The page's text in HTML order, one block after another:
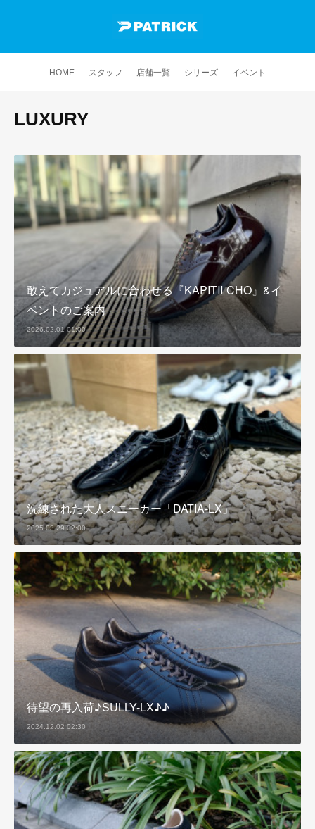
HOME スタッフ 店舗一覧 シリーズ イベント
LUXURY
敢えてカジュアルに合わせる『KAPITⅡ CHO』&イ
ベントのご案内
2026.02.01 01:00
洗練された大人スニーカー「DATIA-LX」
2025.03.29 02:00
待望の再入荷♪SULLY-LX♪♪
2024.12.02 02:30